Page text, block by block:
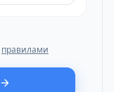
правилами